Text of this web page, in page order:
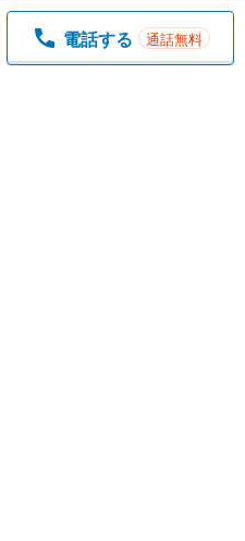
一覧を開く
電話する 通話無料